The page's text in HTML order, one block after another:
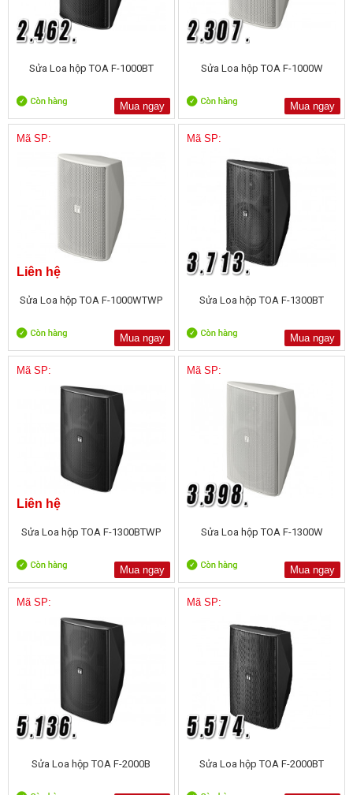
Sửa Loa hộp TOA F-1000BT
Mua ngay
Sửa Loa hộp TOA F-1000W
Mua ngay
Mã SP:
Liên hệ
Sửa Loa hộp TOA F-1000WTWP
Mua ngay
Mã SP:
Sửa Loa hộp TOA F-1300BT
Mua ngay
Mã SP:
Liên hệ
Sửa Loa hộp TOA F-1300BTWP
Mua ngay
Mã SP:
Sửa Loa hộp TOA F-1300W
Mua ngay
Mã SP:
Sửa Loa hộp TOA F-2000B
Mã SP:
Sửa Loa hộp TOA F-2000BT